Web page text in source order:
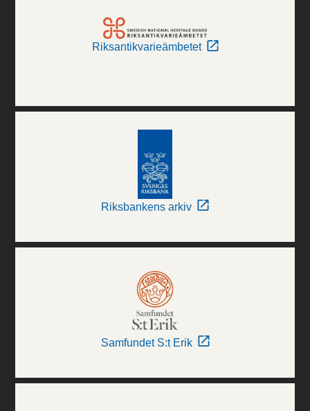
Riksantikvarieämbetet
Riksbankens arkiv
Samfundet S:t Erik